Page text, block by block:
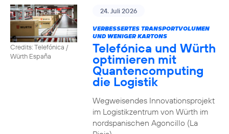
Credits: Telefónica /
Würth España
24. Juli 2026
VERBESSERTES TRANSPORTVOLUMEN
UND WENIGER KARTONS
Telefónica und Würth
optimieren mit
Quantencomputing
die Logistik
Wegweisendes Innovationsprojekt
im Logistikzentrum von Würth im
nordspanischen Agoncillo (La